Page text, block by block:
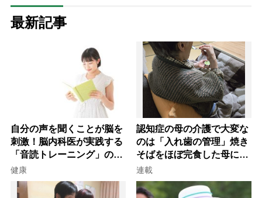
最新記事
自分の声を聞くことが脳を
刺激！脳内科医が実践する
「音読トレーニング」の極
意
健康
認知症の母の介護で大変な
のは「入れ歯の管理」焼き
そばをほぼ完食した母に息
子が血の気が引いた理由
連載